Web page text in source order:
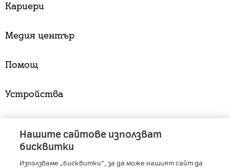
Кариери
Медия център
Помощ
Устройства
Нашите сайтове използват
бисквитки
Използваме „бисквитки“, за да може нашият сайт да